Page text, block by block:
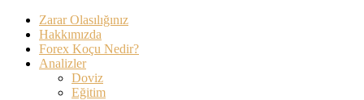
Zarar Olasılığınız
Hakkımızda
Forex Koçu Nedir?
Analizler
Doviz
Eğitim